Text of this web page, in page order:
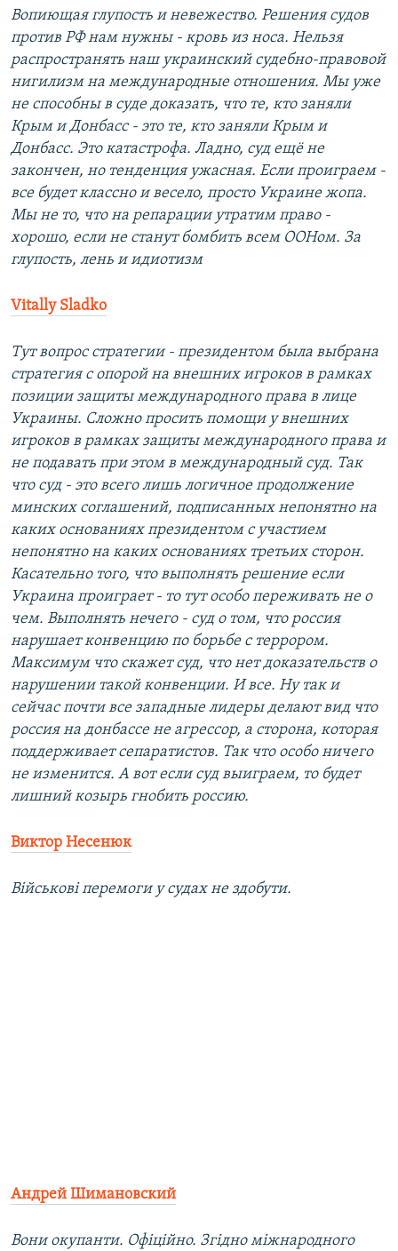
Вопиющая глупость и невежество. Решения судов
против РФ нам нужны - кровь из носа. Нельзя
распространять наш украинский судебно-правовой
нигилизм на международные отношения. Мы уже
не способны в суде доказать, что те, кто заняли
Крым и Донбасс - это те, кто заняли Крым и
Донбасс. Это катастрофа. Ладно, суд ещё не
закончен, но тенденция ужасная. Если проиграем -
все будет классно и весело, просто Украине жопа.
Мы не то, что на репарации утратим право -
хорошо, если не станут бомбить всем ООНом. За
глупость, лень и идиотизм
Vitally Sladko
Тут вопрос стратегии - президентом была выбрана
стратегия с опорой на внешних игроков в рамках
позиции защиты международного права в лице
Украины. Сложно просить помощи у внешних
игроков в рамках защиты международного права и
не подавать при этом в международный суд. Так
что суд - это всего лишь логичное продолжение
минских соглашений, подписанных непонятно на
каких основаниях президентом с участием
непонятно на каких основаниях третьих сторон.
Касательно того, что выполнять решение если
Украина проиграет - то тут особо переживать не о
чем. Выполнять нечего - суд о том, что россия
нарушает конвенцию по борьбе с террором.
Максимум что скажет суд, что нет доказательств о
нарушении такой конвенции. И все. Ну так и
сейчас почти все западные лидеры делают вид что
россия на донбассе не агрессор, а сторона, которая
поддерживает сепаратистов. Так что особо ничего
не изменится. А вот если суд выиграем, то будет
лишний козырь гнобить россию.
Виктор Несенюк
Військові перемоги у судах не здобути.
Андрей Шимановский
Вони окупанти. Офіційно. Згідно міжнародного